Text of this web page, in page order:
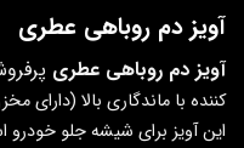
آویز دم روباهی عطری
آویز دم روباهی عطری
کننده با ماندگاری بالا (دارای
اینآویز برای شیشه جلو خودرو